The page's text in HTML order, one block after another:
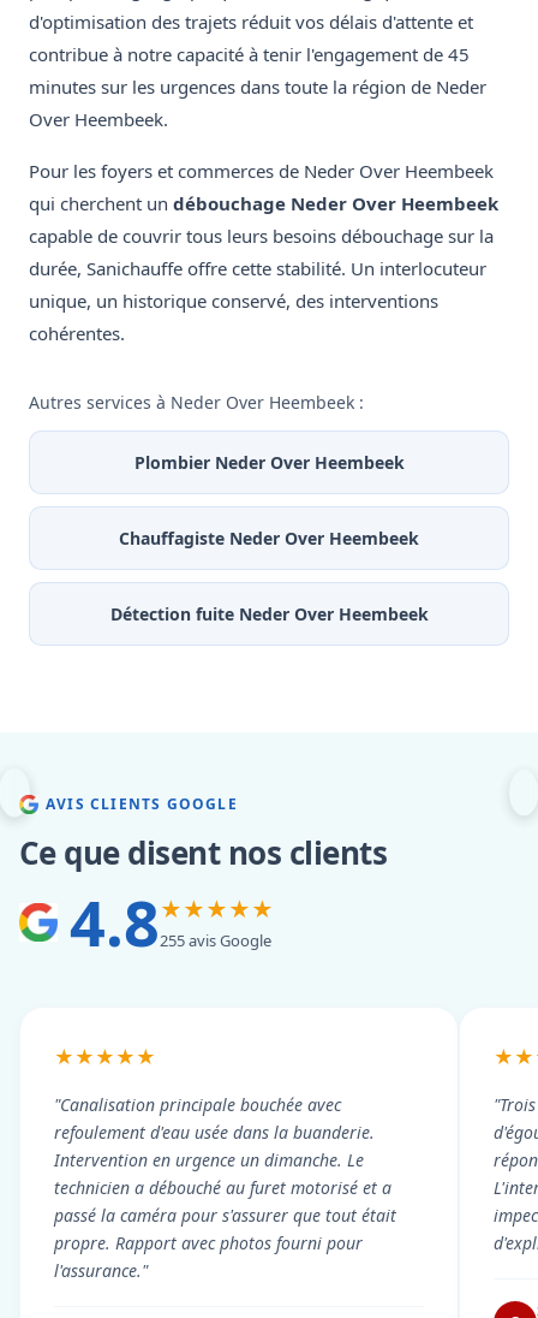
d'optimisation des trajets réduit vos délais d'attente et
contribue à notre capacité à tenir l'engagement de 45
minutes sur les urgences dans toute la région de Neder
Over Heembeek.
Pour les foyers et commerces de Neder Over Heembeek
qui cherchent un débouchage Neder Over Heembeek
capable de couvrir tous leurs besoins débouchage sur la
durée, Sanichauffe offre cette stabilité. Un interlocuteur
unique, un historique conservé, des interventions
cohérentes.
Autres services à Neder Over Heembeek :
Plombier Neder Over Heembeek
Chauffagiste Neder Over Heembeek
Détection fuite Neder Over Heembeek
AVIS CLIENTS GOOGLE
Ce que disent nos clients
4.8★★★★★
255 avis Google
★★★★★
"Canalisation principale bouchée avec
refoulement d'eau usée dans la buanderie.
Intervention en urgence un dimanche. Le
technicien a débouché au furet motorisé et a
passé la caméra pour s'assurer que tout était
propre. Rapport avec photos fourni pour
l'assurance."